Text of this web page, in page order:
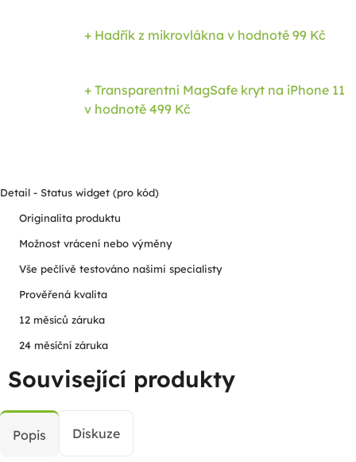
+ Hadřík z mikrovlákna v hodnotě 99 Kč
+ Transparentní MagSafe kryt na iPhone 11
v hodnotě 499 Kč
Detail - Status widget (pro kód)
Originalita produktu
Možnost vrácení nebo výměny
Vše pečlivě testováno našimi specialisty
Prověřená kvalita
12 měsíců záruka
24 měsíční záruka
Související produkty
Popis Diskuze